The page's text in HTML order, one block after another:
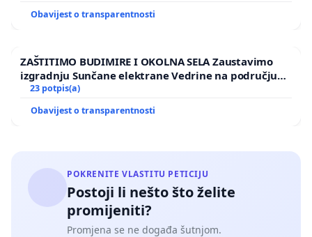
radu! Ne mogu održati nastavni sat, niti ostavariti
dobacivanja, prekidanja svake rečenice, neljudskog
divljanja svih ili pojedinih učenika, a o uplitanju i
roditelja i učenika u rad učitelja te o prosuđivanju o
Svakom se jamči štovanje i pravna zaštita
njegova osobnog i obiteljskog života,
dostojanstva, ugleda i časti.
Obavijest o transparentnosti
ZAŠTITIMO BUDIMIRE I OKOLNA SELA Zaustavimo
izgradnju Sunčane elektrane Vedrine na području
Ugljana
23 potpis(a)
Obavijest o transparentnosti
POKRENITE VLASTITU PETICIJU
Postoji li nešto što želite
promijeniti?
Promjena se ne događa šutnjom.